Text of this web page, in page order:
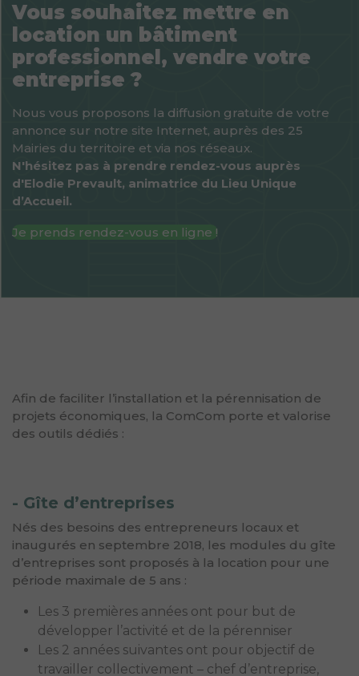
Vous souhaitez mettre en
location un bâtiment
professionnel, vendre votre
entreprise ?
Nous vous proposons la diffusion gratuite de votre
annonce sur notre site Internet, auprès des 25
Mairies du territoire et via nos réseaux.
N'hésitez pas à prendre rendez-vous auprès
d'Elodie Prevault, animatrice du Lieu Unique
d’Accueil.
Je prends rendez-vous en ligne !
Afin de faciliter l’installation et la pérennisation de
projets économiques, la ComCom porte et valorise
des outils dédiés :
- Gîte d’entreprises
Nés des besoins des entrepreneurs locaux et
inaugurés en septembre 2018, les modules du gîte
d’entreprises sont proposés à la location pour une
période maximale de 5 ans :
Les 3 premières années ont pour but de
développer l’activité et de la pérenniser
Les 2 années suivantes ont pour objectif de
travailler collectivement – chef d’entreprise,